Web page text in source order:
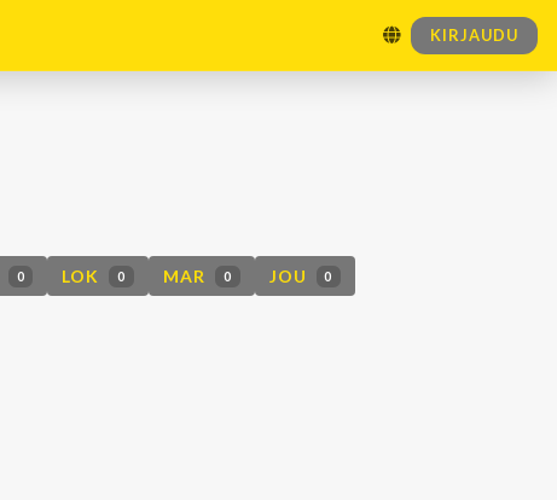
KIRJAUDU
0 LOK 0 MAR 0 JOU 0